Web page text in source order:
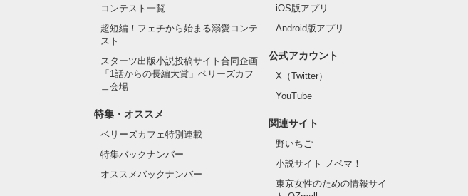
コンテスト一覧
超短編！フェチから始まる溺愛コンテ
スト
スターツ出版小説投稿サイト合同企画
「1話からの長編大賞」ベリーズカフ
ェ会場
特集・オススメ
ベリーズカフェ特別連載
特集バックナンバー
オススメバックナンバー
iOS版アプリ
Android版アプリ
公式アカウント
X（Twitter）
YouTube
関連サイト
野いちご
小説サイト ノベマ！
東京女性のための情報サイ